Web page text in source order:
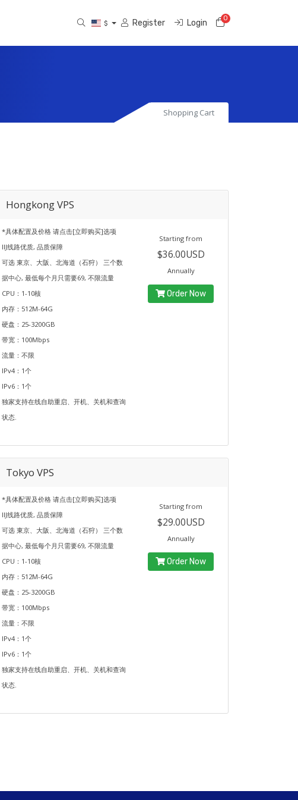
$ Register Login 0Shopping Cart
Shopping Cart
Hongkong VPS
*具体配置及价格 请点击[立即购买]选项
IIJ线路优质, 品质保障
可选 東京、大阪、北海道（石狩） 三个数
据中心, 最低每个月只需要69, 不限流量
CPU：1-10核
内存：512M-64G
硬盘：25-3200GB
带宽：100Mbps
流量：不限
IPv4：1个
IPv6：1个
独家支持在线自助重启、开机、关机和查询
状态.
Starting from
$36.00USD
Annually
Order Now
Tokyo VPS
*具体配置及价格 请点击[立即购买]选项
IIJ线路优质, 品质保障
可选 東京、大阪、北海道（石狩） 三个数
据中心, 最低每个月只需要69, 不限流量
CPU：1-10核
内存：512M-64G
硬盘：25-3200GB
带宽：100Mbps
流量：不限
IPv4：1个
IPv6：1个
独家支持在线自助重启、开机、关机和查询
状态.
Starting from
$29.00USD
Annually
Order Now